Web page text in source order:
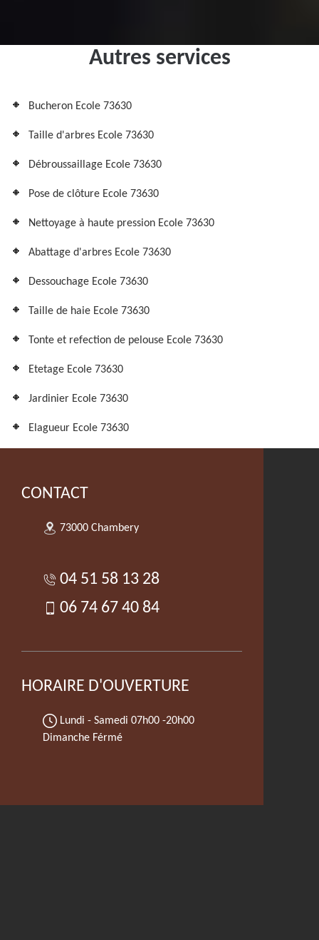
Autres services
Bucheron Ecole 73630
Taille d'arbres Ecole 73630
Débroussaillage Ecole 73630
Pose de clôture Ecole 73630
Nettoyage à haute pression Ecole 73630
Abattage d'arbres Ecole 73630
Dessouchage Ecole 73630
Taille de haie Ecole 73630
Tonte et refection de pelouse Ecole 73630
Etetage Ecole 73630
Jardinier Ecole 73630
Elagueur Ecole 73630
CONTACT
73000 Chambery
04 51 58 13 28
06 74 67 40 84
HORAIRE D'OUVERTURE
Lundi - Samedi 07h00 -20h00
Dimanche Férmé